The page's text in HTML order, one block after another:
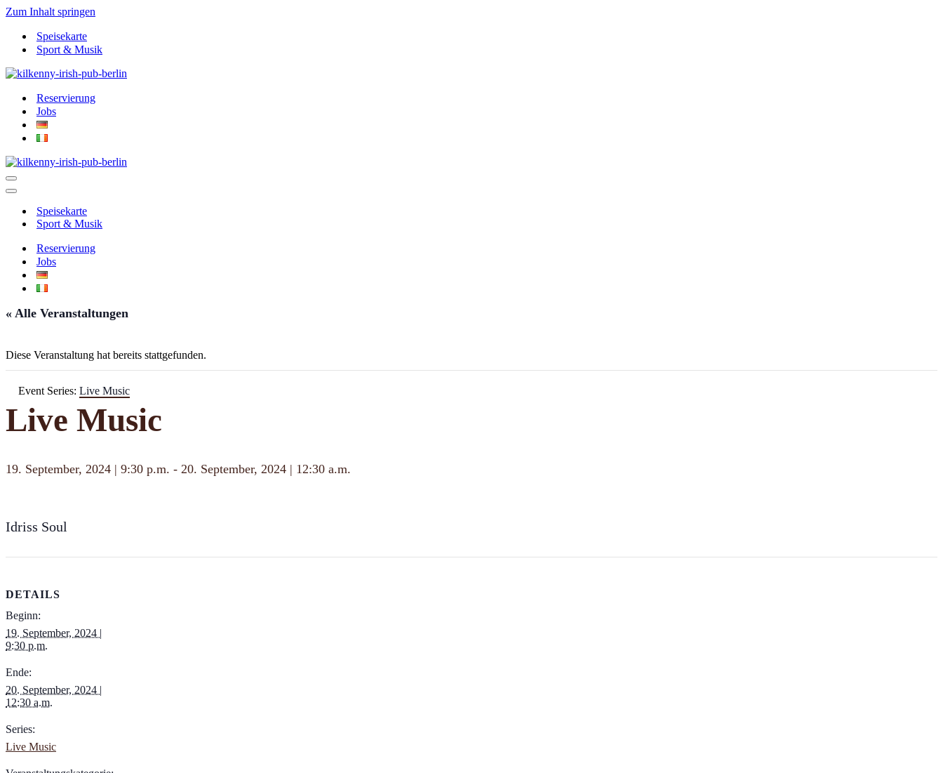
Zum Inhalt springen
Speisekarte
Sport & Musik
Reservierung
Jobs
Navigationsmenü
Navigationsmenü
Speisekarte
Sport & Musik
Reservierung
Jobs
« Alle Veranstaltungen
Diese Veranstaltung hat bereits stattgefunden.
Event Series: Live Music
Live Music
19. September, 2024 | 9:30 p.m. - 20. September, 2024 | 12:30 a.m.
Idriss Soul
DETAILS
Beginn:
19. September, 2024 |
9:30 p.m.
Ende:
20. September, 2024 |
12:30 a.m.
Series:
Live Music